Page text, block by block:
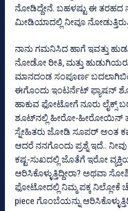
ನೋಡಿದ್ದೇನೆ. ಬಹಳಷ್ಟು ಈ ತರಹದ
ಮೀಡಿಯಾದಲ್ಲಿ ನೀವೂ
ನಾನು ಗಮನಿಸಿದ ಹಾಗೆ ಇವತ್ತು
ನೋಡೋ ರೀತಿ, ಮತ್ತು
ಮಾನದಂಡ ಸಂಪೂರ್ಣ
ಈಗೊಂದು ಇಂಟರ್ನೆಟ್ ಫ್ಯಾಷನ್ ಶೋ!
ಹಾಕುವ ಫೋಟೋಗೆ ನೂರು ಲೈಕ್ಸ್
ಶೂಟ್‌ನಲ್ಲಿ ಹೀರೋ-ಹೀರೋಯಿನ್
ಸ್ನೇಹಿತರು ಜೋಡಿ ಸೂಪರ್ ಅಂತ
ಆದರೆ ನನಗೊಂದು ಪ್ರಶ್ನೆ ಇದೆ..
ಕಷ್ಟ-ಸುಖದಲ್ಲಿ ಜೊತೆಗೆ ಇರೋ
ಆರಿಸಿಕೊಳ್ಳುತ್ತಿದ್ದೀರಾ?
ಫೋಟೋದಲ್ಲಿ ನಿಮ್ಮ ಪಕ್ಕ ನಿಲ್ಲೋಕೆ
piece ಗೊಂಬೆಯನ್ನು